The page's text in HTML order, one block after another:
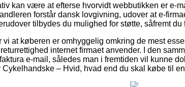
kan være at efterse hvorvidt webbutikken er e-
forstår dansk lovgivning, udover at e-
tilbydes du mulighed for støtte, såfremt
vi at køberen er omhyggelig omkring de mest
internet firmaet anvender. I den
e-mail, således man i fremtiden vil kunne
– Hvid, hvad end du skal købe til